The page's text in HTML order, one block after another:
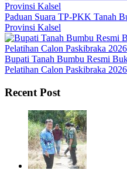
Paduan Suara TP-PKK Tanah
Provinsi Kalsel
Bupati Tanah Bumbu Resmi
Pelatihan Calon Paskibraka 2026
Recent Post